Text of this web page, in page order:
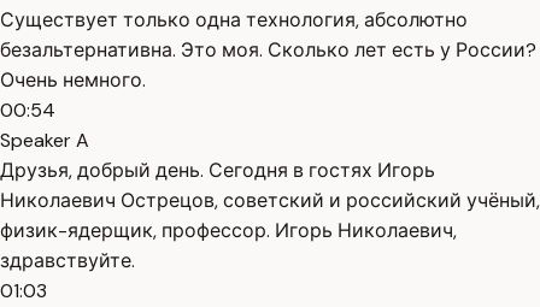
Существует только одна технология, абсолютно
безальтернативна. Это моя. Сколько лет есть у России?
Очень немного.
00:54
Speaker A
Друзья, добрый день. Сегодня в гостях Игорь
Николаевич Острецов, советский и российский учёный,
физик-ядерщик, профессор. Игорь Николаевич,
здравствуйте.
01:03